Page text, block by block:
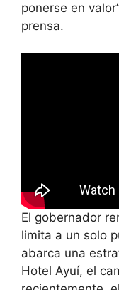
ponerse en
prensa.
El gobernador
limita a un solo
abarca una
Hotel Ayuí, el